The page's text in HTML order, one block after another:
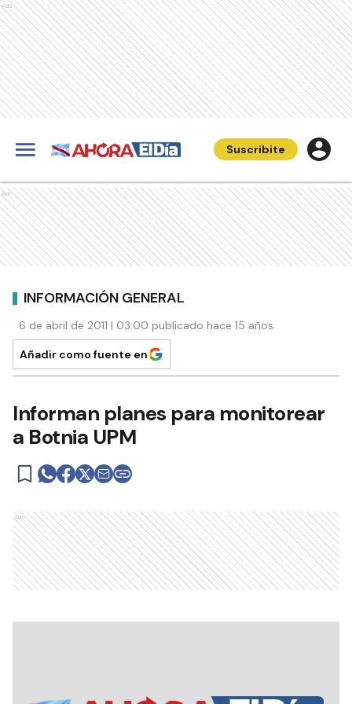
Ads
Suscribite
Ads
INFORMACIÓN GENERAL
6 de abril de 2011 | 03:00 publicado hace 15 años
Añadir como fuente en
Informan planes para monitorear
a Botnia UPM
Ads